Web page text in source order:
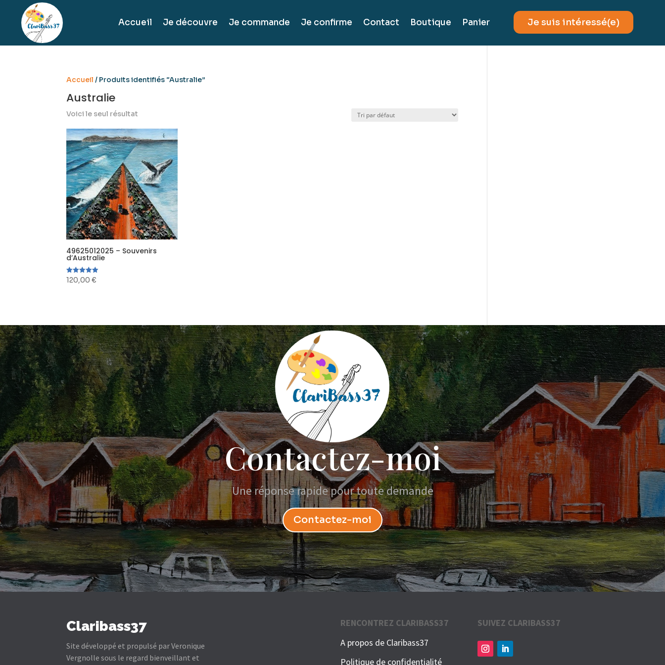
Accueil Je découvre Je commande Je confirme Contact Boutique Panier Je suis intéressé(e)
Accueil / Produits identifiés “Australie”
Australie
Voici le seul résultat
49625012025 – Souvenirs
d’Australie
Note
120,00€
Contactez-moi
Une réponse rapide pour toute demande
Contactez-moi
Claribass37
Site développé et propulsé par Veronique
Vergnolle sous le regard bienveillant et
RENCONTREZ CLARIBASS37
A propos de Claribass37
Politique de confidentialité
SUIVEZ CLARIBASS37